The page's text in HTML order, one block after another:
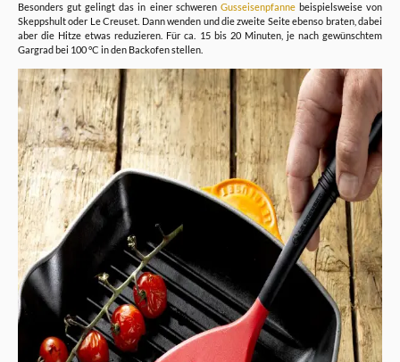
Besonders gut gelingt das in einer schweren Gusseisenpfannebeispielsweise von
Skeppshult oder Le Creuset. Dann wenden und die zweite Seite ebenso braten, dabei
aber die Hitze etwas reduzieren. Für ca. 15 bis 20 Minuten, je nach gewünschtem
Gargrad bei 100 °C in den Backofen stellen.